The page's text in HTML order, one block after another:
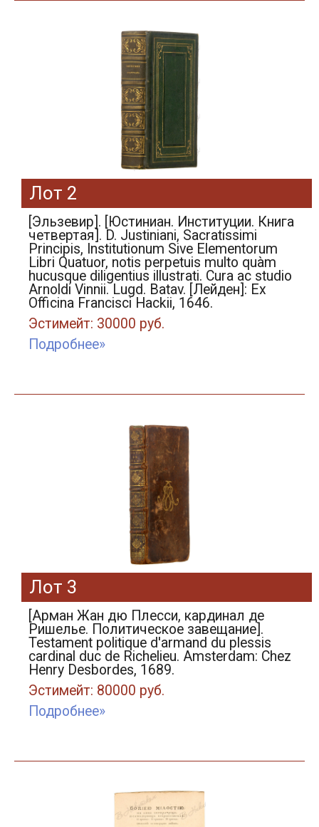
Лот 2
[Эльзевир]. [Юстиниан. Институции. Книга
четвертая]. D. Justiniani, Sacratissimi
Principis, Institutionum Sive Elementorum
Libri Quatuor, notis perpetuis multo quàm
hucusque diligentius illustrati. Cura ac studio
Arnoldi Vinnii. Lugd. Batav. [Лейден]: Ex
Officina Francisci Hackii, 1646.
Эстимейт: 30000 руб.
Подробнее»
Лот 3
[Арман Жан дю Плесси, кардинал де
Ришелье. Политическое завещание].
Testament politique d'armand du plessis
cardinal duc de Richelieu. Amsterdam: Chez
Henry Desbordes, 1689.
Эстимейт: 80000 руб.
Подробнее»